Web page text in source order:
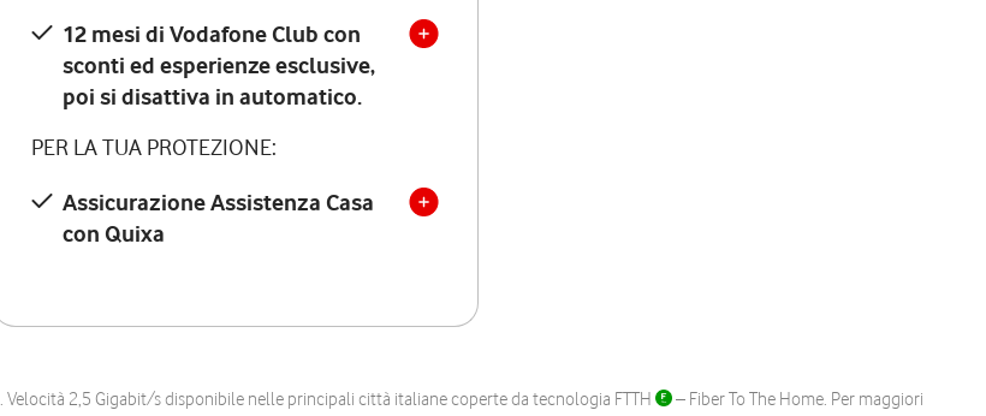
12 mesi di Vodafone Club con
sconti ed esperienze esclusive,
poi si disattiva in automatico.
PER LA TUA PROTEZIONE:
Assicurazione Assistenza Casa
con Quixa
. Velocità 2,5 Gigabit/s disponibile nelle principali città italiane coperte da tecnologia FTTH
– Fiber To The Home. Per maggiori